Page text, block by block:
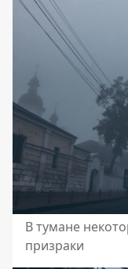
В тумане
призраки